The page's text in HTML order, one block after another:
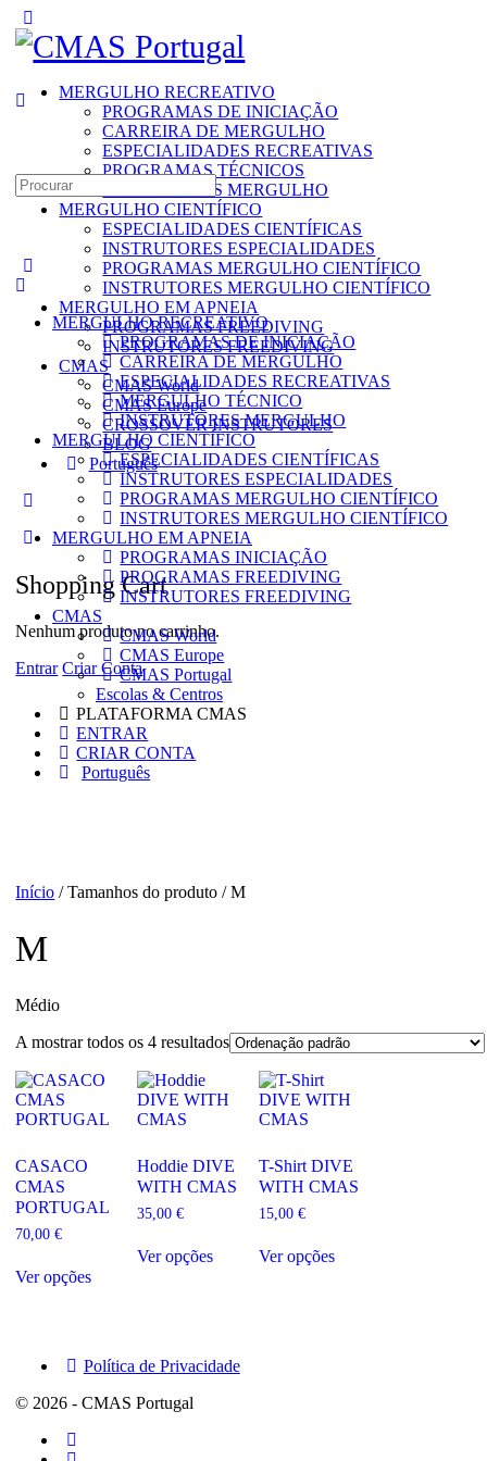
Side
Panel
MERGULHO RECREATIVO
PROGRAMAS DE INICIAÇÃO
CARREIRA DE MERGULHO
ESPECIALIDADES RECREATIVAS
PROGRAMAS TÉCNICOS
INSTRUTORES MERGULHO
MERGULHO CIENTÍFICO
ESPECIALIDADES CIENTÍFICAS
INSTRUTORES ESPECIALIDADES
PROGRAMAS MERGULHO CIENTÍFICO
INSTRUTORES MERGULHO CIENTÍFICO
MERGULHO EM APNEIA
PROGRAMAS FREEDIVING
INSTRUTORES FREEDIVING
CMAS
CMAS World
CMAS Europe
CROSSOVER INSTRUTORES
BLOG
Português
options
Shopping Cart
Nenhum produto no carrinho.
Entrar Criar Conta
Search
for:
MERGULHO RECREATIVO
PROGRAMAS DE INICIAÇÃO
CARREIRA DE MERGULHO
ESPECIALIDADES RECREATIVAS
MERGULHO TÉCNICO
INSTRUTORES MERGULHO
MERGULHO CIENTÍFICO
ESPECIALIDADES CIENTÍFICAS
INSTRUTORES ESPECIALIDADES
PROGRAMAS MERGULHO CIENTÍFICO
INSTRUTORES MERGULHO CIENTÍFICO
MERGULHO EM APNEIA
PROGRAMAS INICIAÇÃO
PROGRAMAS FREEDIVING
INSTRUTORES FREEDIVING
CMAS
CMAS World
CMAS Europe
CMAS Portugal
Escolas & Centros
PLATAFORMA CMAS
ENTRAR
CRIAR CONTA
Português
Início / Tamanhos do produto / M
M
Médio
A mostrar todos os 4 resultados
CASACO
CMAS
PORTUGAL
70,00€
Ver opçõesproduct
The
options
may
be
Hoddie DIVE
WITH CMAS
35,00€
Ver opçõesproduct
may
T-Shirt DIVE
WITH CMAS
15,00 €
Ver opçõesproduct
Política de Privacidade
© 2026 - CMAS Portugal